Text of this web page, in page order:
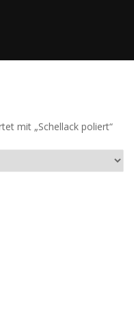
mit „Schellack poliert“